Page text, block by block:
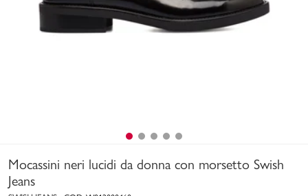
Uomo Bambino
Mocassini neri lucidi da donna con morsetto Swish
Jeans